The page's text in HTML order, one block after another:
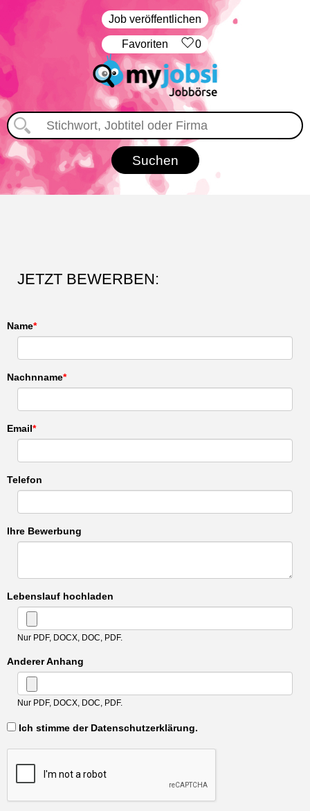
Job veröffentlichen
‏Favoriten 0
JETZT BEWERBEN:
Name
Nachnname
Email
Telefon
Ihre Bewerbung
Lebenslauf hochladen
Nur PDF, DOCX, DOC, PDF.
Anderer Anhang
Nur PDF, DOCX, DOC, PDF.
‏‏‎ ‎Ich stimme der Datenschutzerklärung.